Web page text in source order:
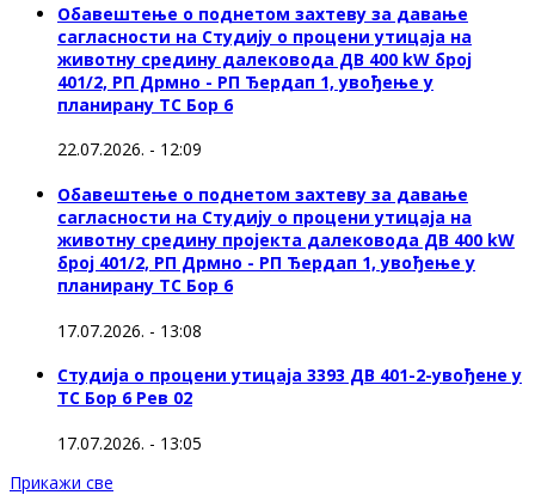
Обавештење о поднетом захтеву за давање
сагласности на Студију о процени утицаја на
животну средину далековода ДВ 400 kW број
401/2, РП Дрмно - РП Ђердап 1, увођење у
планирану ТС Бор 6
22.07.2026. - 12:09
Обавештење о поднетом захтеву за давање
сагласности на Студију о процени утицаја на
животну средину пројекта далековода ДВ 400 kW
број 401/2, РП Дрмно - РП Ђердап 1, увођење у
планирану ТС Бор 6
17.07.2026. - 13:08
Студија о процени утицаја 3393 ДВ 401-2-увођене у
ТС Бор 6 Рев 02
17.07.2026. - 13:05
Прикажи све